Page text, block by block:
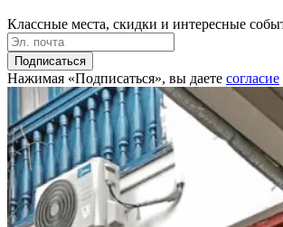
Классные места, скидки и интересные
Подписаться
Нажимая «Подписаться», вы даете согласие